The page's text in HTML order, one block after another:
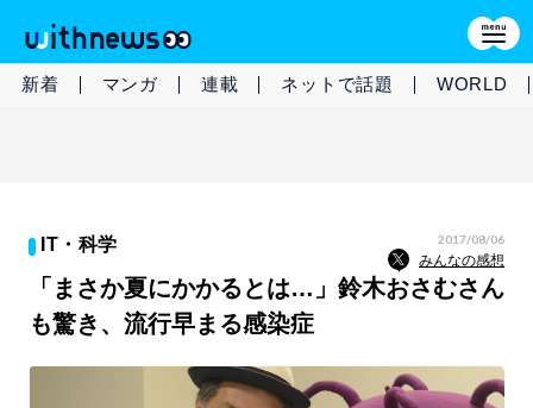
新着 マンガ 連載 ネットで話題 WORLD
IT・科学 2017/08/06
みんなの感想
「まさか夏にかかるとは…」鈴木おさむさん
も驚き、流行早まる感染症